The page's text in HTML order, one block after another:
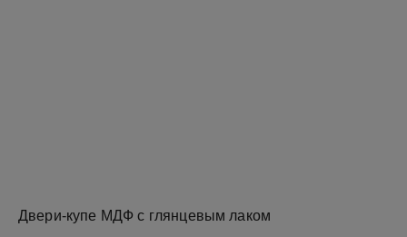
Двери-купе МДФ с глянцевым лаком